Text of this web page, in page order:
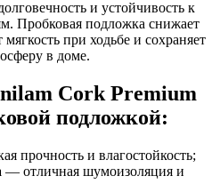
и устойчивость к
Пробковая подложка снижает
при ходьбе и сохраняет
в доме.
Cork Premium
подложкой:
прочность и влагостойкость;
— отличная шумоизоляция и